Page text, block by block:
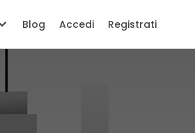
Blog Accedi Registrati